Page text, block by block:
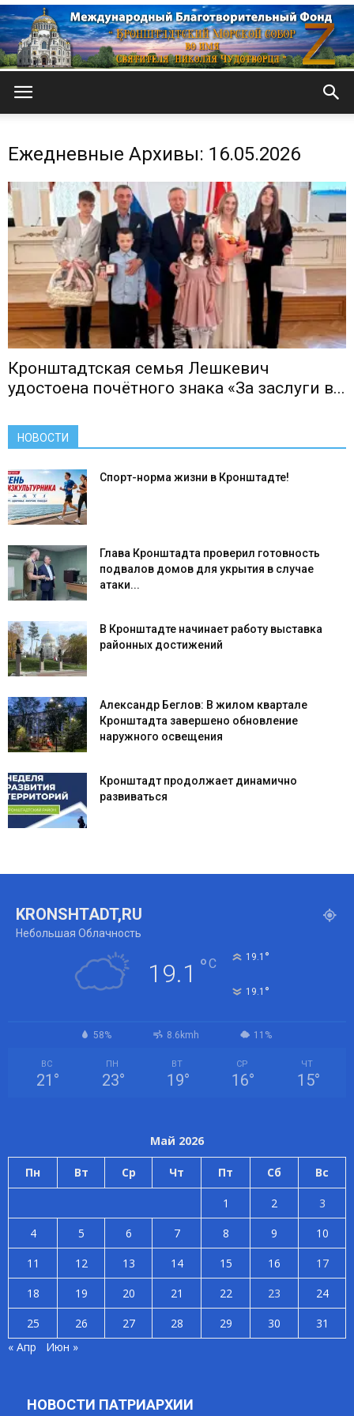
собор
Ежедневные Архивы: 16.05.2026
Кронштадтская семья Лешкевич
удостоена почётного знака «За заслуги в...
НОВОСТИ
Спорт-норма жизни в Кронштадте!
Глава Кронштадта проверил готовность
подвалов домов для укрытия в случае
атаки...
В Кронштадте начинает работу выставка
районных достижений
Александр Беглов: В жилом квартале
Кронштадта завершено обновление
наружного освещения
Кронштадт продолжает динамично
развиваться
KRONSHTADT,RU
Небольшая Облачность
19.1 °C 19.1 °
19.1 °
58% 8.6kmh 11%
ВС
21 °
ПН
23°
ВТ
19°
СР
16°
ЧТ
15°
Май 2026
Пн Вт Ср Чт Пт Сб Вс
1 2
3
4
5 6 7 8 9
10
11
12 13 14 15 16
17
18
19 20 21 22 23
24
25
26 27 28 29 30
31
« Апр
Июн »
НОВОСТИ ПАТРИАРХИИ